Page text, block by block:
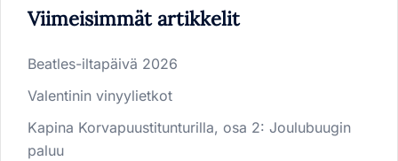
Viimeisimmät artikkelit
Beatles-iltapäivä 2026
Valentinin vinyylietkot
Kapina Korvapuustitunturilla, osa 2: Joulubuugin
paluu